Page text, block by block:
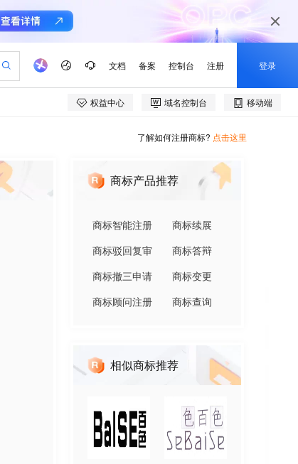
了解如何注册商标? 点击这里
商标产品推荐
商标智能注册
商标续展
商标驳回复审
商标答辩
商标撤三申请
商标变更
商标顾问注册
商标查询
相似商标推荐